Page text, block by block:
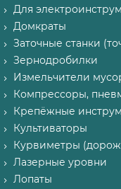
Для
Домкраты
Заточные станки
Зернодробилки
Измельчители
Компрессоры,
Крепёжные
Культиваторы
Курвиметры
Лазерные уровни
Лопаты